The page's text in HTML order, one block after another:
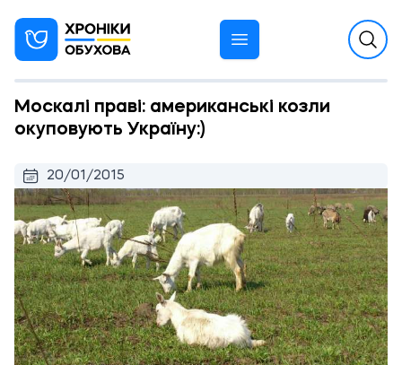
Москалі праві: американські козли
окуповують Україну:)
20/01/2015